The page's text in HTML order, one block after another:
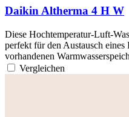
Daikin Altherma 4 H W
Diese Hochtemperatur-Luft-
perfekt für den Austausch
vorhandenen
Vergleichen